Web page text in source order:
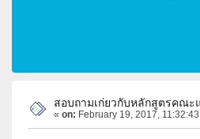
สอบถามเก่ยวกับหลักสูตรคณ
« on: February 19, 2017,